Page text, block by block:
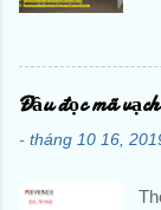
-
Đầu đọc mã
- tháng 10 16,